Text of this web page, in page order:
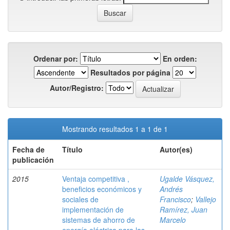
Ordenar por:
En orden:
Resultados por página
Autor/Registro:
Mostrando resultados 1 a 1 de 1
Fecha de
publicación
Título Autor(es)
2015
Ventaja competitiva ,
beneficios económicos y
sociales de
implementación de
sistemas de ahorro de
Ugalde Vásquez,
Andrés
Francisco; Vallejo
Ramírez, Juan
Marcelo